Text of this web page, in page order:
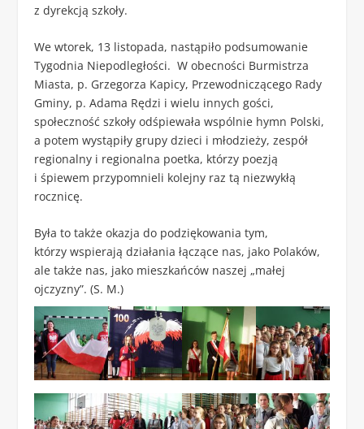
z dyrekcją szkoły.
We wtorek, 13 listopada, nastąpiło podsumowanie
Tygodnia Niepodległości. W obecności Burmistrza
Miasta, p. Grzegorza Kapicy, Przewodniczącego Rady
Gminy, p. Adama Rędzi i wielu innych gości,
społeczność szkoły odśpiewała wspólnie hymn Polski,
a potem wystąpiły grupy dzieci i młodzieży, zespół
regionalny i regionalna poetka, którzy poezją
i śpiewem przypomnieli kolejny raz tą niezwykłą
rocznicę.
Była to także okazja do podziękowania tym,
którzy wspierają działania łączące nas, jako Polaków,
ale także nas, jako mieszkańców naszej „małej
ojczyzny”. (S. M.)